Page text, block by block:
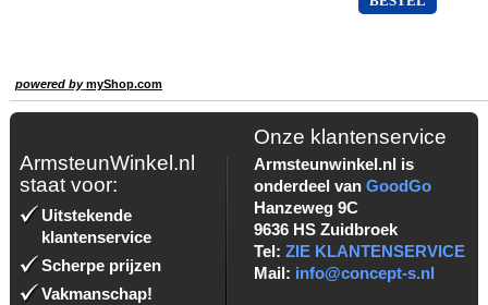
powered bymyShop.com
ArmsteunWinkel.nl
staat voor:
Uitstekende
klantenservice
Scherpe prijzen
Vakmanschap!
Onze klantenservice
Armsteunwinkel.nl is
onderdeel van GoodGo
Hanzeweg 9C
9636 HS Zuidbroek
Tel: ZIE KLANTENSERVICE
Mail: info@concept-s.nl